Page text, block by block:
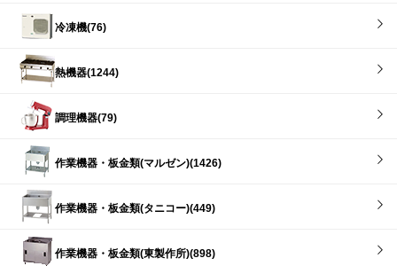
冷凍機(76)
熱機器(1244)
調理機器(79)
作業機器・板金類(マルゼン)(1426)
作業機器・板金類(タニコー)(449)
作業機器・板金類(東製作所)(898)